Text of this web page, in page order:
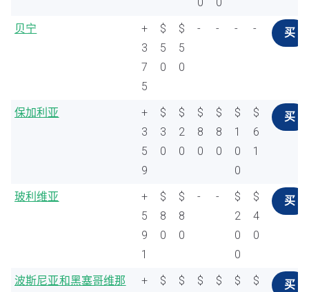
贝宁
+
3
7
5
$
5
0
$
5
0
- - - - 买
保加利亚
+
3
5
9
$
3
0
$
2
0
$
8
0
$
8
0
$
1
0
0
$
6
1
买
玻利维亚
+
5
9
1
$
8
0
$
8
0
- -
$
2
0
0
$
4
0
买
波斯尼亚和黑塞哥维那
+
$
$
$
$
$
$
买